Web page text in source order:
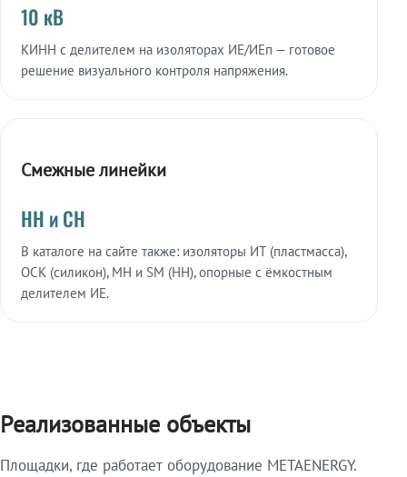
10 кВ
КИНН с делителем на изоляторах ИЕ/ИЕп — готовое
решение визуального контроля напряжения.
Смежные линейки
НН и СН
В каталоге на сайте также: изоляторы ИТ (пластмасса),
ОСК (силикон), МН и SM (НН), опорные с ёмкостным
делителем ИЕ.
Реализованные объекты
Площадки, где работает оборудование METAENERGY.